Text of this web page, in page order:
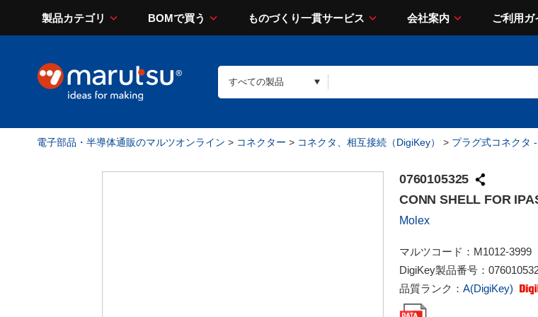
製品カテゴリ BOMで買う ものづくり一貫サービス 会社案内 ご利用ガ
電子部品・半導体通販のマルツオンライン > コネクター > コネクタ、相互接続（DigiKey） > プラグ式コネクタ
0760105325
CONN SHELL FOR
Molex
マルツコード： M1012-3999
DigiKey製品番号：
品質ランク： A(DigiKey)